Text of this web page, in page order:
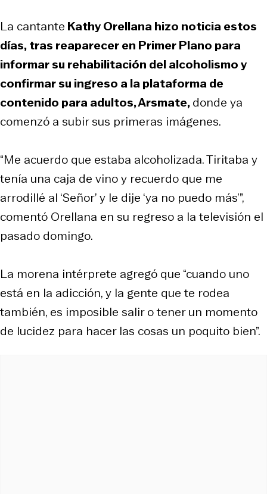
La cantante Kathy Orellana hizo noticia estos
días, tras reaparecer en Primer Plano para
informar su rehabilitación del alcoholismo y
confirmar su ingreso a la plataforma de
contenido para adultos, Arsmate,donde ya
comenzó a subir sus primeras imágenes.
“Me acuerdo que estaba alcoholizada. Tiritaba y
tenía una caja de vino y recuerdo que me
arrodillé al ‘Señor’ y le dije ‘ya no puedo más’”,
comentó Orellana en su regreso a la televisión el
pasado domingo.
La morena intérprete agregó que “cuando uno
está en la adicción, y la gente que te rodea
también, es imposible salir o tener un momento
de lucidez para hacer las cosas un poquito bien”.